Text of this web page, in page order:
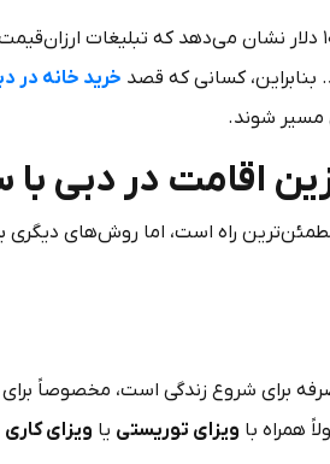
مقایسه این رقم با ادعای ۱۰,۰۰۰ دلار نشان می‌دهد
بنابراین، کسانی که قصد خرید خانه در
مسیر شوند.
اقامت در دبی با
راه است، اما روش‌های دیگری
برای شروع زندگی است، مخصوصاً
همراه با ویزای توریستی یا ویزای کاری